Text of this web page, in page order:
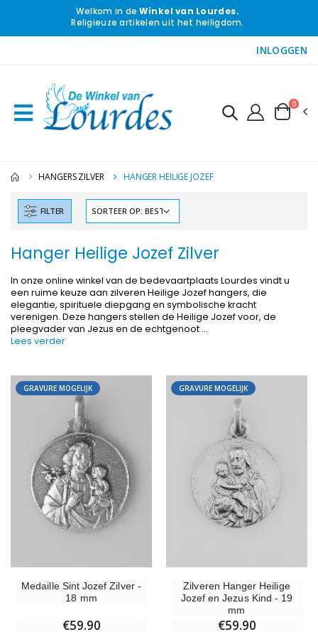
Welkom in deWinkel van Lourdes.
Religieuze artikelen uit het heiligdom.
INLOGGEN
0
HANGERS ZILVER HANGER HEILIGE JOZEF
FILTER
Hanger Heilige Jozef Zilver
In onze online winkel van de bedevaartplaats Lourdes vindt u
een ruime keuze aan zilveren Heilige Jozef hangers, die
elegantie, spirituele diepgang en symbolische kracht
verenigen. Deze hangers stellen de Heilige Jozef voor, de
pleegvader van Jezus en de echtgenoot ...
Lees verder
GRAVURE MOGELIJK
Medaille Sint Jozef Zilver -
18 mm
€59.90
GRAVURE MOGELIJK
Zilveren Hanger Heilige
Jozef en Jezus Kind - 19
mm
€59.90
-10%
€15.00 €13.50
€21.90
-20%
€24.90
€12.00